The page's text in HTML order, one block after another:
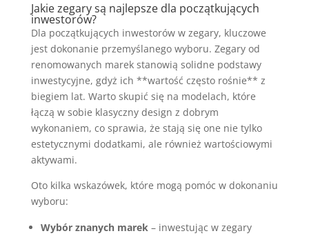
Jakie zegary są najlepsze dla początkujących
inwestorów?
Dla początkujących inwestorów w zegary, kluczowe
jest dokonanie przemyślanego wyboru. Zegary od
renomowanych marek stanowią solidne podstawy
inwestycyjne, gdyż ich **wartość często rośnie** z
biegiem lat. Warto skupić się na modelach, które
łączą w sobie klasyczny design z dobrym
wykonaniem, co sprawia, że stają się one nie tylko
estetycznymi dodatkami, ale również wartościowymi
aktywami.
Oto kilka wskazówek, które mogą pomóc w dokonaniu
wyboru:
Wybór znanych marek– inwestując w zegary